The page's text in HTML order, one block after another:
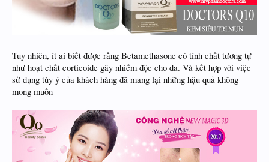
Tuy nhiên, ít ai biết được rằng Betamethasone có tính chất tương tự
như hoạt chất corticoide gây nhiễm độc cho da. Và kết hợp với việc
sử dụng tùy ý của khách hàng đã mang lại những hậu quả không
mong muốn